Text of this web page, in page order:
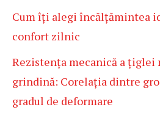
Cum îți alegi încălțămintea
confort zilnic
Rezistența mecanică a țiglei
grindină: Corelația dintre
gradul de deformare